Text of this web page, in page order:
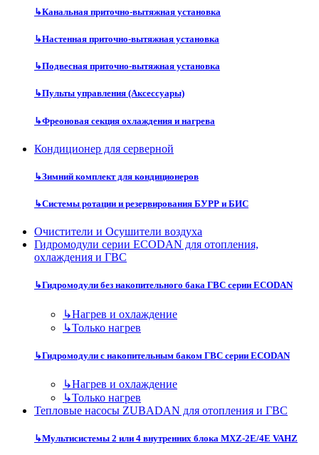
↳Канальная приточно-вытяжная установка
↳Настенная приточно-вытяжная установка
↳Подвесная приточно-вытяжная установка
↳Пульты управления (Аксессуары)
↳Фреоновая секция охлаждения и нагрева
Кондиционер для серверной
↳Зимний комплект для кондиционеров
↳Системы ротации и резервирования БУРР и БИС
Очистители и Осушители воздуха
Гидромодули серии ECODAN для отопления,
охлаждения и ГВС
↳Гидромодули без накопительного бака ГВС серии ECODAN
↳Нагрев и охлаждение
↳Только нагрев
↳Гидромодули с накопительным баком ГВС серии ECODAN
↳Нагрев и охлаждение
↳Только нагрев
Тепловые насосы ZUBADAN для отопления и ГВС
↳Мультисистемы 2 или 4 внутренних блока MXZ-2E/4E VAHZ